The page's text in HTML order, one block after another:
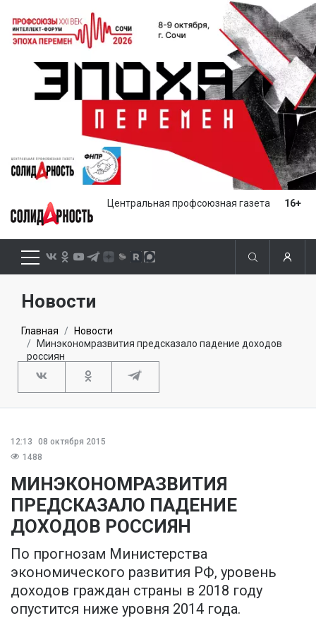
Центральная профсоюзная газета 16+
Новости
Главная
Новости
Минэкономразвития предсказало падение доходов
россиян
12:13
08 октября 2015
1488
МИНЭКОНОМРАЗВИТИЯ
ПРЕДСКАЗАЛО ПАДЕНИЕ
ДОХОДОВ РОССИЯН
По прогнозам Министерства
экономического развития РФ, уровень
доходов граждан страны в 2018 году
опустится ниже уровня 2014 года.